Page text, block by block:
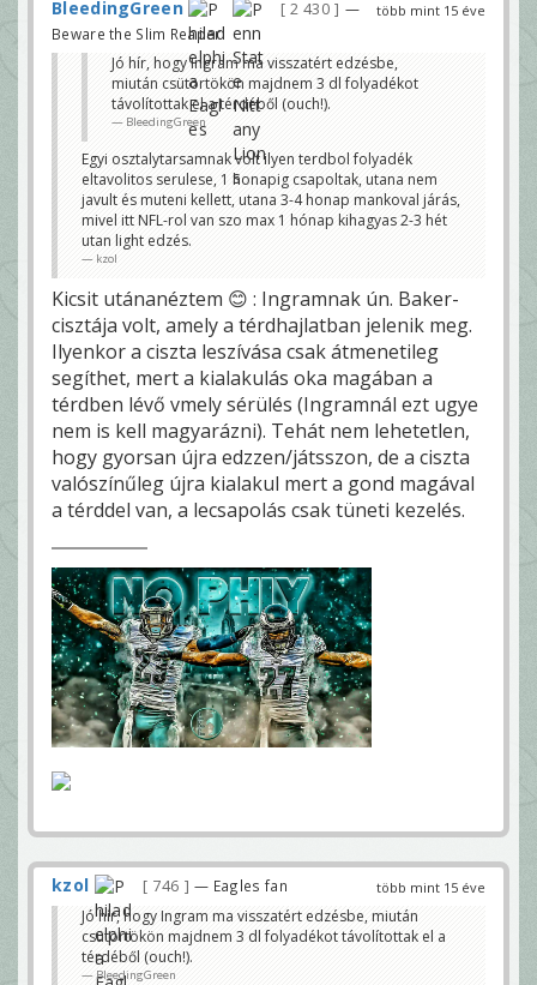
több mint 15 éve
BleedingGreen 2 430
—
Beware the Slim Reaper!
Jó hír, hogy Ingram ma visszatért edzésbe,
miután csütörtökön majdnem 3 dl folyadékot
távolítottak el a térdéből (ouch!).
BleedingGreen
Egyi osztalytarsamnak volt ilyen terdbol folyadék
eltavolitos serulese, 1 honapig csapoltak, utana nem
javult és muteni kellett, utana 3-4 honap mankoval járás,
mivel itt NFL-rol van szo max 1 hónap kihagyas 2-3 hét
utan light edzés.
kzol
Kicsit utánanéztem 😊 : Ingramnak ún. Baker-
cisztája volt, amely a térdhajlatban jelenik meg.
Ilyenkor a ciszta leszívása csak átmenetileg
segíthet, mert a kialakulás oka magában a
térdben lévő vmely sérülés (Ingramnál ezt ugye
nem is kell magyarázni). Tehát nem lehetetlen,
hogy gyorsan újra edzzen/játsszon, de a ciszta
valószínűleg újra kialakul mert a gond magával
a térddel van, a lecsapolás csak tüneti kezelés.
több mint 15 éve
kzol 746 — Eagles fan
Jó hír, hogy Ingram ma visszatért edzésbe, miután
csütörtökön majdnem 3 dl folyadékot távolítottak el a
térdéből (ouch!).
BleedingGreen